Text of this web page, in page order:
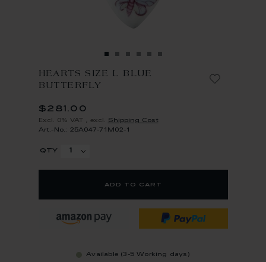
HEARTS SIZE L BLUE
BUTTERFLY
$281.00
Excl. 0% VAT excl. Shipping Cost
Art.-No.: 25A047-71M02-1
qty
add to cart
Available (3-5 Working days)